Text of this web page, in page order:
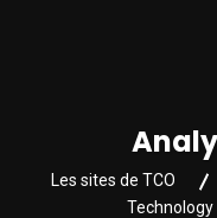
Les sites de TCO
Technology